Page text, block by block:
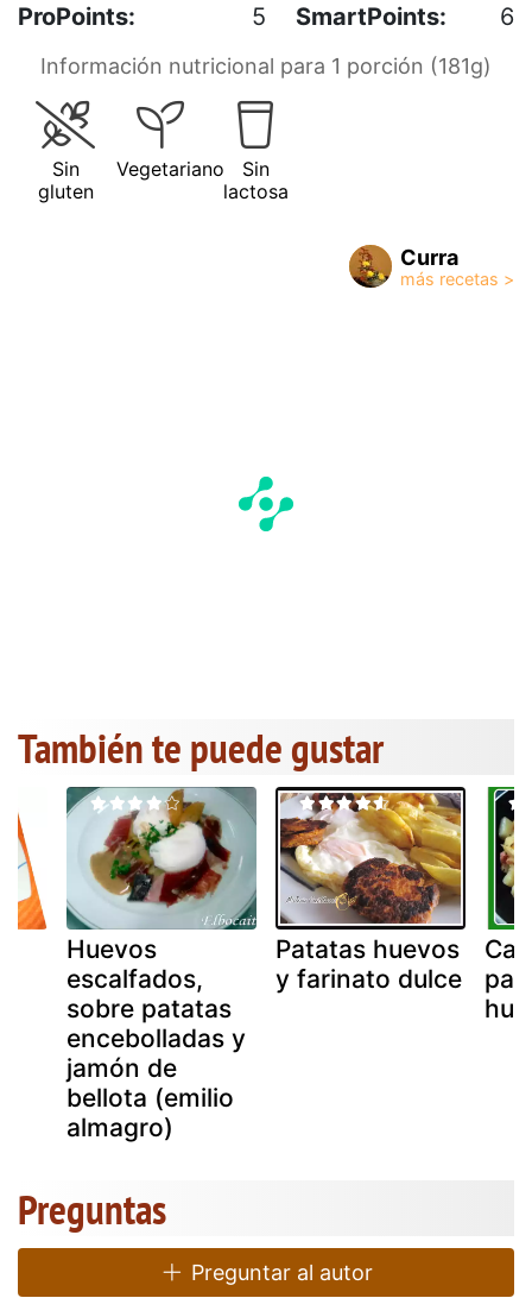
ProPoints:
5 SmartPoints: 6
Información nutricional para 1 porción (181g)
Sin
gluten
Vegetariano
Sin
lactosa
Curra
También te puede gustar
Huevos
escalfados,
sobre patatas
encebolladas y
jamón de
bellota (emilio
almagro)
Patatas huevos
y farinato dulce
Preguntas
Preguntar al autor